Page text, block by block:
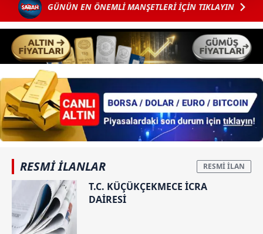
Her halükârda, kullanıcılar, bu çerezlere izin vermedikleri
takdirde, kullanıcılara hedefli reklamlar
gösterilmeyecektir."
Sizlere daha iyi bir hizmet sunabilmek için İnternet
Sitemizde kendimize ve üçüncü kişilere ait çerezler
kullanılmaktadır. Bu çerezler vasıtasıyla çeşitli kişisel
verileriniz işlenmekte olup gerekli olan çerezler bilgi
toplumu hizmetlerinin sunulması amacıyla
kullanılmaktadır. Diğer çerezler, sitemizin daha işlevsel
kılınması ve kişiselleştirilmesi ve sizlere yönelik
reklam/pazarlama faaliyetlerinin yapılması, amaçlarıyla
sınırlı olarak açık rızanız dahilinde kullanılacaktır.
Çerezlere ilişkin tercihlerinizi aşağıda yer alan panel
vasıtasıyla belirleyebilirsiniz. Çerezlere ilişkin detaylı bilgi
GÜNÜN EN ÖNEMLİ MANŞETLERİ İÇİN TIKLAYIN
RESMİ İLANLAR
T.C. KÜÇÜKÇEKMECE İCRA
DAİRESİ